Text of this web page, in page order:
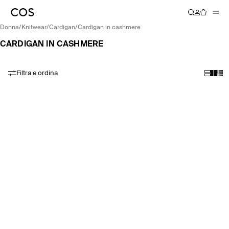
donna/ knitwear/ cardigan/ cardigan in cashmere
CARDIGAN IN CASHMERE
Filtra e ordina